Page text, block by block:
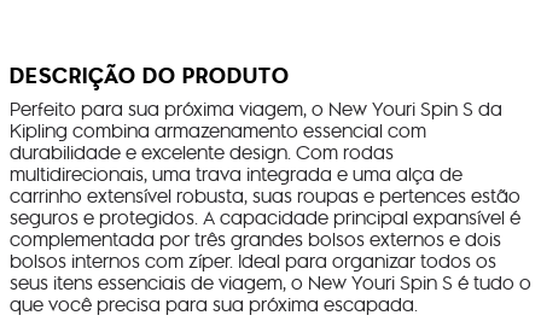
DESCRIÇÃO DO PRODUTO
Perfeito para sua próxima viagem, o New Youri Spin S da
Kipling combina armazenamento essencial com
durabilidade e excelente design. Com rodas
multidirecionais, uma trava integrada e uma alça de
carrinho extensível robusta, suas roupas e pertences estão
seguros e protegidos. A capacidade principal expansível é
complementada por três grandes bolsos externos e dois
bolsos internos com zíper. Ideal para organizar todos os
seus itens essenciais de viagem, o New Youri Spin S é tudo o
que você precisa para sua próxima escapada.